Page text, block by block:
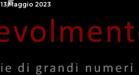
13 Maggio 2023